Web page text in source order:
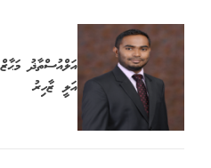
އަލްއުސްތާޛު މަޙާޒް
އަލީ ޒާހިރު